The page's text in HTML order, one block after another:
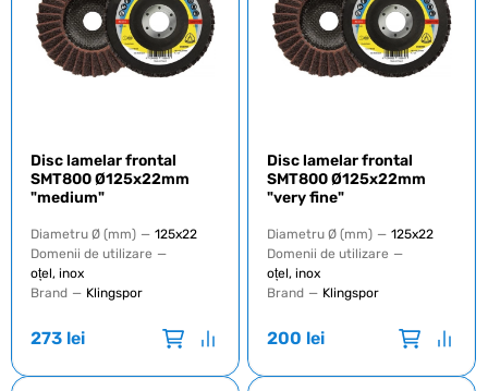
Disc lamelar frontal
SMT800 Ø125x22mm
"medium"
Diametru Ø (mm) — 125x22
Domenii de utilizare —
oțel, inox
Brand — Klingspor
273 lei
Disc lamelar frontal
SMT800 Ø125x22mm
"very fine"
Diametru Ø (mm) — 125x22
Domenii de utilizare —
oțel, inox
Brand — Klingspor
200 lei